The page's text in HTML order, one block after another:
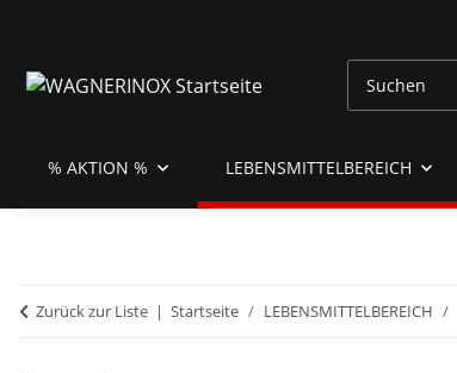
% AKTION % LEBENSMITTELBEREICH
Zurück zur Liste Startseite LEBENSMITTELBEREICH